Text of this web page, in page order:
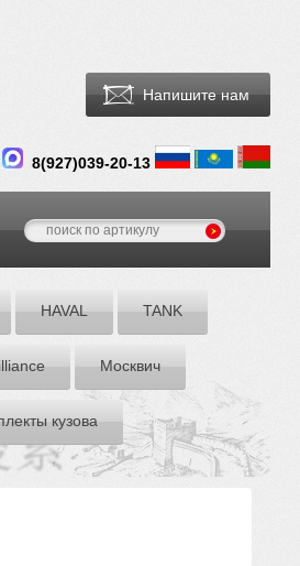
Напишите нам
8(927)039-20-13
HAVAL TANK
Москвич
кузова